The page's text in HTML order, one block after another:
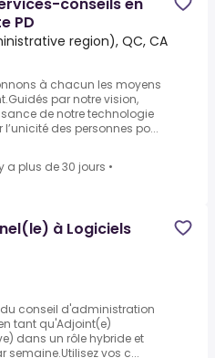
PD
region), QC, CA
à chacun les moyens
par notre vision,
de notre technologie
des personnes po...
a plus de 30 jours •
à Logiciels
du conseil d'administration
tant qu'Adjoint(e)
dans un rôle hybride et
semaine.Utilisez vos c...